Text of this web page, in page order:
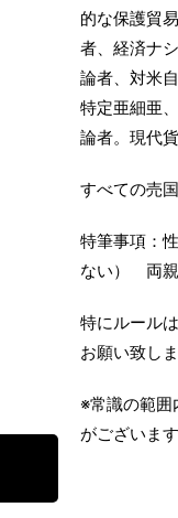
的な保護貿
者、経済ナ
論者、対米
特定亜細亜
論者。現代
すべての売
特筆事項：
ない） 両親
特にルール
お願い致しま
※常識の範囲
がございま